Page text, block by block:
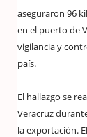
aseguraron 96
en el puerto de
vigilancia y
país.
El hallazgo se
Veracruz
la exportación.